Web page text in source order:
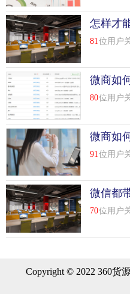
投资不多，但是利润可以收
要集中精力去做，无论是产
第六，摆摊卖健康饮食专辑
健康饮食专辑的批发价大概
分在市场门口卖。人们现在
不差。但是你那里应该有市
七、摆摊卖歌曲和影碟
成本就是空盘的价格，当然
定，有的赚了就卖了。很多
动中卖。好买个音箱。买货
八、摆摊卖小摆件
手工制作的小饰品成本一般
怎样才
段
81 位用户
微商如
操作关
80位用户
微商如
91 位用户
微信都
70位用户
Copyright © 2022 360货